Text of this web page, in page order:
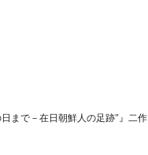
まで－在日朝鮮人の足跡"』二作